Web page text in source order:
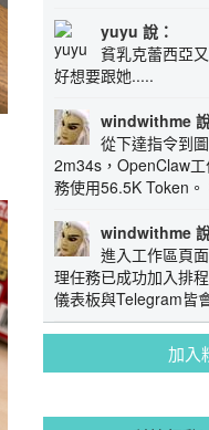
yuyu 說：
貧乳克蕾西亞
好想要跟她.....
windwithme 說
從下達指令到
2m34s，OpenClaw
務使用56.5K Token。
windwithme 說
進入工作區頁
理任務已成功加入排
儀表板與Telegram皆
加入